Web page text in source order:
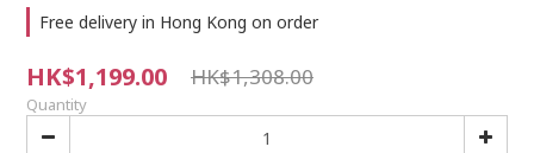
Free delivery in Hong Kong on order
HK$1,199.00 HK$1,308.00
Quantity